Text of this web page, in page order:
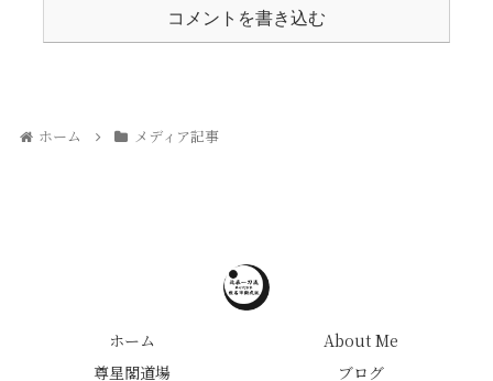
コメントを書き込む
ホーム メディア記事
ホーム
About Me
尊星閣道場
ブログ